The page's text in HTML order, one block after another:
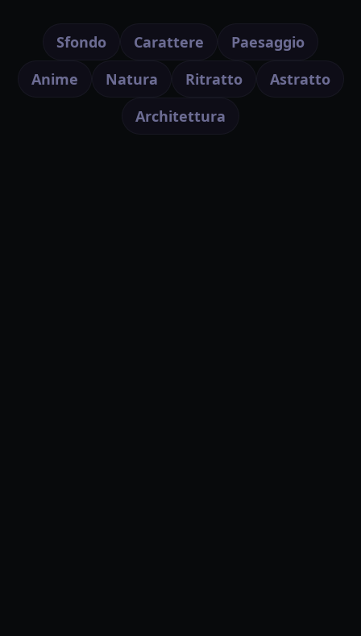
Sfondo Carattere
Paesaggio
Anime
Natura Ritratto
Astratto
Architettura